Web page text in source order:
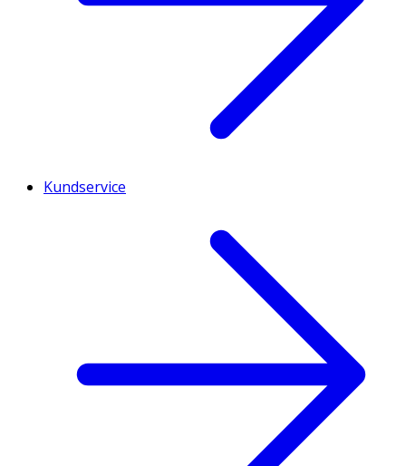
Kundservice